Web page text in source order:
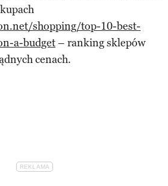
shopping/top-10-best-
a-budget– ranking sklepów
cenach.